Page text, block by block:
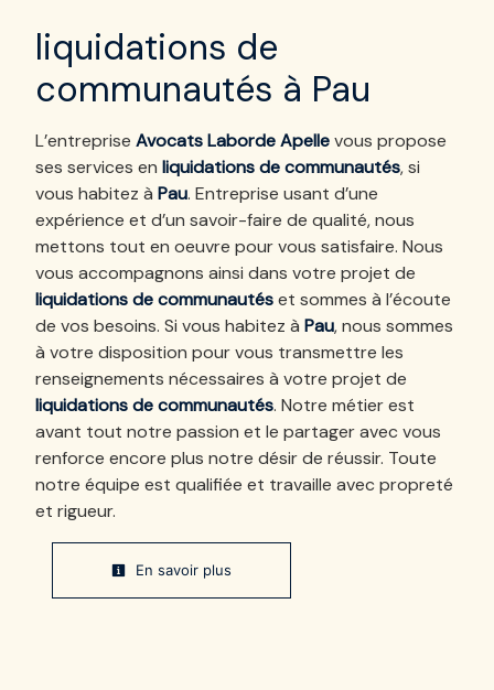
liquidations de
communautés à Pau
L’entreprise Avocats Laborde Apellevous propose
ses services en liquidations de communautés, si
vous habitez à Pau. Entreprise usant d’une
expérience et d’un savoir-faire de qualité, nous
mettons tout en oeuvre pour vous satisfaire. Nous
vous accompagnons ainsi dans votre projet de
liquidations de communautéset sommes à l’écoute
de vos besoins. Si vous habitez à Pau, nous sommes
à votre disposition pour vous transmettre les
renseignements nécessaires à votre projet de
liquidations de communautés. Notre métier est
avant tout notre passion et le partager avec vous
renforce encore plus notre désir de réussir. Toute
notre équipe est qualifiée et travaille avec propreté
et rigueur.
En savoir plus